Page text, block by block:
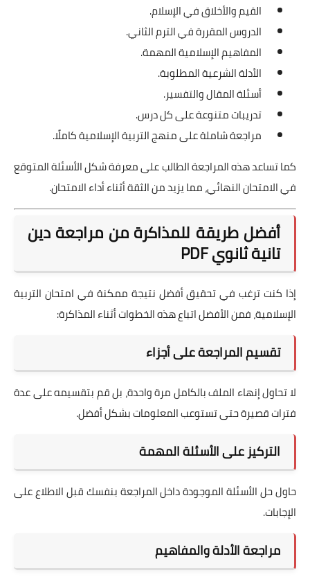
القيم والأخلاق في الإسلام.
الدروس المقررة في الترم الثاني.
المفاهيم الإسلامية المهمة.
الأدلة الشرعية المطلوبة.
أسئلة المقال والتفسير.
تدريبات متنوعة على كل درس.
مراجعة شاملة على منهج التربية الإسلامية كاملًا.
كما تساعد هذه المراجعة الطالب على معرفة شكل الأسئلة المتوقع
في الامتحان النهائي، مما يزيد من الثقة أثناء أداء الامتحان.
أفضل طريقة للمذاكرة من مراجعة دين
تانية ثانوي PDF
إذا كنت ترغب في تحقيق أفضل نتيجة ممكنة في امتحان التربية
الإسلامية، فمن الأفضل اتباع هذه الخطوات أثناء المذاكرة:
تقسيم المراجعة على أجزاء
لا تحاول إنهاء الملف بالكامل مرة واحدة، بل قم بتقسيمه على عدة
فترات قصيرة حتى تستوعب المعلومات بشكل أفضل.
التركيز على الأسئلة المهمة
حاول حل الأسئلة الموجودة داخل المراجعة بنفسك قبل الاطلاع على
الإجابات.
مراجعة الأدلة والمفاهيم